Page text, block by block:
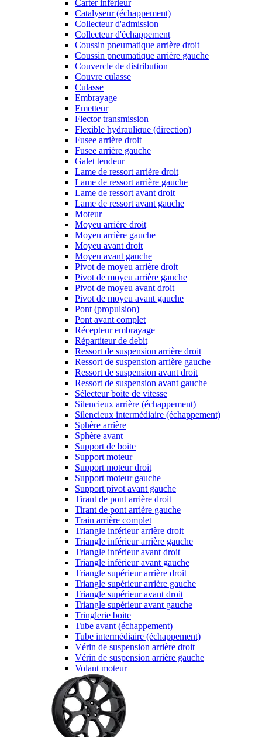
Carter inférieur
Catalyseur (échappement)
Collecteur d'admission
Collecteur d'échappement
Coussin pneumatique arrière droit
Coussin pneumatique arrière gauche
Couvercle de distribution
Couvre culasse
Culasse
Embrayage
Emetteur
Flector transmission
Flexible hydraulique (direction)
Fusee arrière droit
Fusee arrière gauche
Galet tendeur
Lame de ressort arrière droit
Lame de ressort arrière gauche
Lame de ressort avant droit
Lame de ressort avant gauche
Moteur
Moyeu arrière droit
Moyeu arrière gauche
Moyeu avant droit
Moyeu avant gauche
Pivot de moyeu arrière droit
Pivot de moyeu arrière gauche
Pivot de moyeu avant droit
Pivot de moyeu avant gauche
Pont (propulsion)
Pont avant complet
Récepteur embrayage
Répartiteur de debit
Ressort de suspension arrière droit
Ressort de suspension arrière gauche
Ressort de suspension avant droit
Ressort de suspension avant gauche
Sélecteur boite de vitesse
Silencieux arrière (échappement)
Silencieux intermédiaire (échappement)
Sphère arrière
Sphère avant
Support de boite
Support moteur
Support moteur droit
Support moteur gauche
Support pivot avant gauche
Tirant de pont arrière droit
Tirant de pont arrière gauche
Train arrière complet
Triangle inférieur arrière droit
Triangle inférieur arrière gauche
Triangle inférieur avant droit
Triangle inférieur avant gauche
Triangle supérieur arrière droit
Triangle supérieur arrière gauche
Triangle supérieur avant droit
Triangle supérieur avant gauche
Tringlerie boite
Tube avant (échappement)
Tube intermédiaire (échappement)
Vérin de suspension arrière droit
Vérin de suspension arrière gauche
Volant moteur